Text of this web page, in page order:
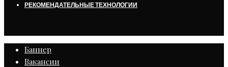
РЕКОМЕНДАТЕЛЬНЫЕ ТЕХНОЛОГИИ
Баннер
Вакансии